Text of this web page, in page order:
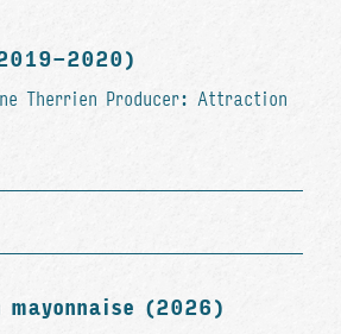
2020)
Therrien Producer: Attraction
mayonnaise (2026)